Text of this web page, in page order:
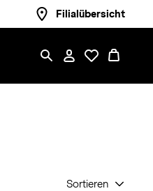
Filialübersicht
Sortieren